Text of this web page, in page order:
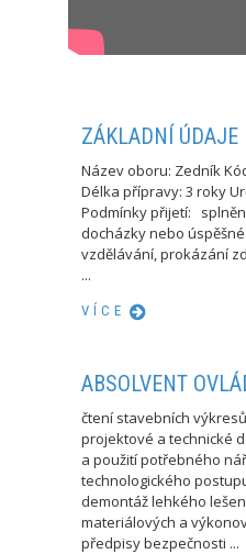
ZÁKLADNÍ ÚDAJE
Název oboru: Zedník
Délka přípravy: 3 roky
Podmínky přijetí:
docházky nebo
vzdělávání, prokázání
...
VÍCE
ABSOLVENT
čtení stavebních
projektové a technické
a použití potřebného
technologického
demontáž lehkého
materiálových a
předpisy bezpečnosti ...